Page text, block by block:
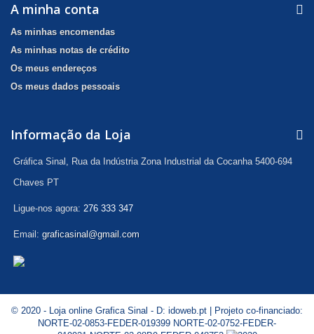
© 2020 - Loja online Grafica Sinal - D: idoweb.pt | Projeto co-financiado:
NORTE-02-0853-FEDER-019399 NORTE-02-0752-FEDER-
A minha conta
As minhas encomendas
As minhas notas de crédito
Os meus endereços
Os meus dados pessoais
Informação da Loja
Gráfica Sinal, Rua da Indústria Zona Industrial da Cocanha 5400-694
Chaves PT
Ligue-nos agora: 276 333 347
Email: graficasinal@gmail.com